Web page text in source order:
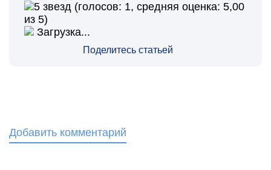
Поделитесь статьей
(голосов: 1, средняя оценка: 5,00
из 5)
Загрузка...
Добавить комментарий